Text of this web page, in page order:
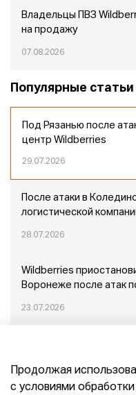
Владельцы ПВЗ
на продажу
07.08.2026
Популярные статьи
Под Рязанью после
центр Wildberries
29.07.2026
После атаки в
логистической
28.07.2026
Wildberries
Воронеже после атак
23.07.2026
Продолжая
с условиями